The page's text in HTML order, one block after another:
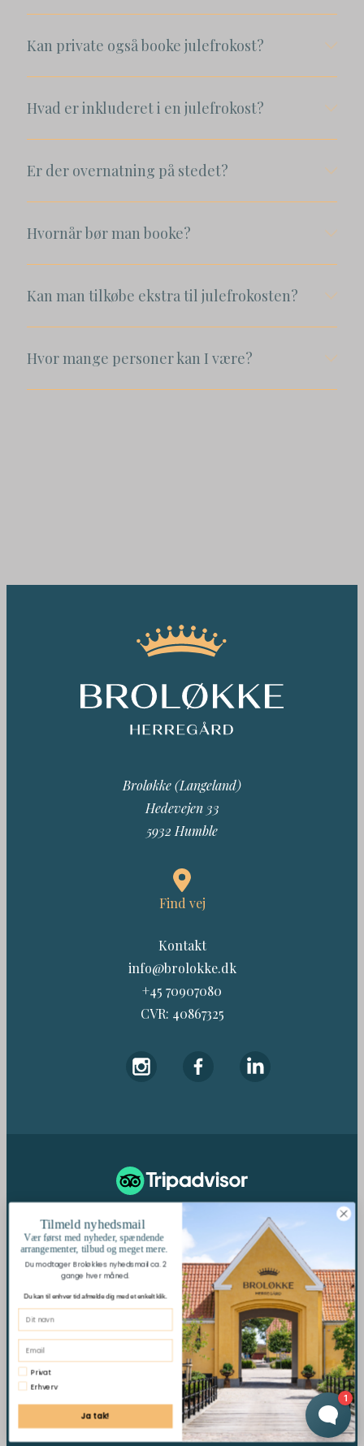
Kan private også booke julefrokost?
Hvad er inkluderet i en julefrokost?
Er der overnatning på stedet?
Hvornår bør man booke?
Kan man tilkøbe ekstra til julefrokosten?
Hvor mange personer kan I være?
Broløkke (Langeland)
Hedevejen 33
5932 Humble
Find vej
Kontakt
info@brolokke.dk
+45 70907080
CVR: 40867325
© 2026 Broløkke Herregård
Cookies Sitemap
187 Anmeldelser
Se Fødevarestyrelsenskontrolrapporter
Tilmeld nyhedsmail
Vær først med nyheder, spændende
arrangementer, tilbud og meget mere.
Du modtager Broløkkes nyhedsmail ca. 2
gange hver måned.
Du kan til enhver tid afmelde dig med et enkelt klik.
Privat
Erhverv
Ja tak!